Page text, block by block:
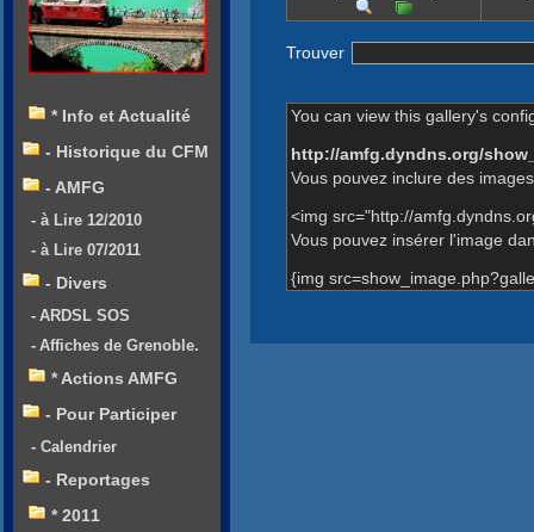
Trouver
You can view this gallery's
http://amfg.dyndns.org/
Vous pouvez inclure des
<img src="http://
Vous pouvez insérer l'image
{img
* Info et Actualité
- Historique du CFM
- AMFG
- à Lire 12/2010
- à Lire 07/2011
- Divers
- ARDSL SOS
- Affiches de Grenoble.
* Actions AMFG
- Pour Participer
- Calendrier
- Reportages
* 2011